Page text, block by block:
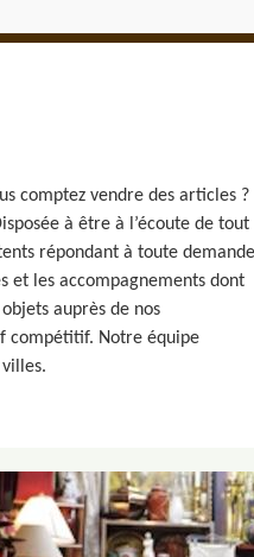
comptez vendre des articles ?
à être à l’écoute de tout
répondant à toute
et les accompagnements dont
auprès de nos
compétitif. Notre équipe